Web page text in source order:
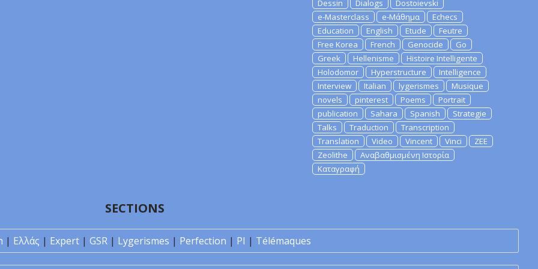
Dessin
Dialogs
Dostoievski
e-Masterclass
e-Μάθημα
Echecs
Education
English Etude
Feutre
Free Korea
French Genocide
Go
Greek
Hellenisme
Histoire Intelligente
Holodomor
Hyperstructure
Intelligence
Interview
Italian lygerismes
Musique
novels
pinterest Poems
Portrait
publication
Sahara Spanish
Strategie
Talks
Traduction
Transcription
Translation
Video Vincent Vinci
ZEE
Zeolithe
Αναβαθμισμένη Ιστορία
Καταγραφή
SECTIONS
| Ελλάς | Expert | GSR | Lygerismes | Perfection | PI | Télémaques